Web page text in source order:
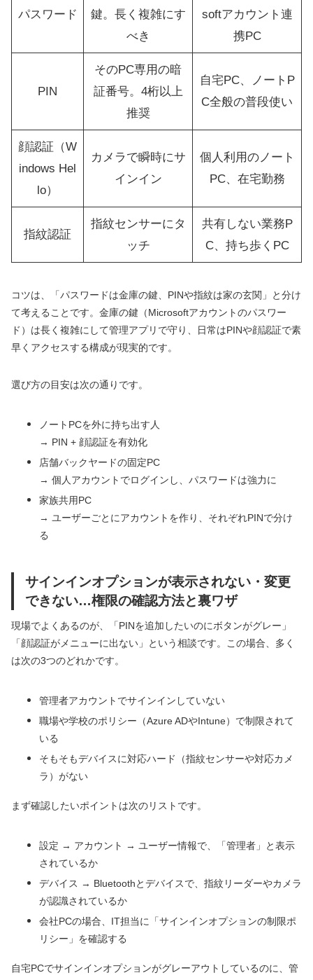
パスワード
鍵。長く複雑にす
べき
softアカウント連
携PC
PIN
そのPC専用の暗
証番号。4桁以上
推奨
自宅PC、ノートP
C全般の普段使い
顔認証（W
indows Hel
lo）
カメラで瞬時にサ
インイン
個人利用のノート
PC、在宅勤務
指紋認証
指紋センサーにタ
ッチ
共有しない業務P
C、持ち歩くPC
コツは、「パスワードは金庫の鍵、PINや指紋は家の玄関」と分け
て考えることです。金庫の鍵（Microsoftアカウントのパスワー
ド）は長く複雑にして管理アプリで守り、日常はPINや顔認証で素
早くアクセスする構成が現実的です。
選び方の目安は次の通りです。
ノートPCを外に持ち出す人
→ PIN + 顔認証を有効化
店舗バックヤードの固定PC
→ 個人アカウントでログインし、パスワードは強力に
家族共用PC
→ ユーザーごとにアカウントを作り、それぞれPINで分け
る
サインインオプションが表示されない・変更
できない…権限の確認方法と裏ワザ
現場でよくあるのが、「PINを追加したいのにボタンがグレー」
「顔認証がメニューに出ない」という相談です。この場合、多く
は次の3つのどれかです。
管理者アカウントでサインインしていない
職場や学校のポリシー（Azure ADやIntune）で制限されて
いる
そもそもデバイスに対応ハード（指紋センサーや対応カメ
ラ）がない
まず確認したいポイントは次のリストです。
設定 → アカウント → ユーザー情報で、「管理者」と表示
されているか
デバイス → Bluetoothとデバイスで、指紋リーダーやカメラ
が認識されているか
会社PCの場合、IT担当に「サインインオプションの制限ポ
リシー」を確認する
自宅PCでサインインオプションがグレーアウトしているのに、管